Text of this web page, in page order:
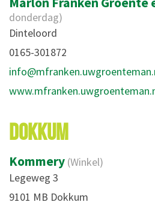
donderdag)
Dinteloord
0165-301872
DOKKUM
Kommery (Winkel)
Legeweg 3
9101 MB Dokkum